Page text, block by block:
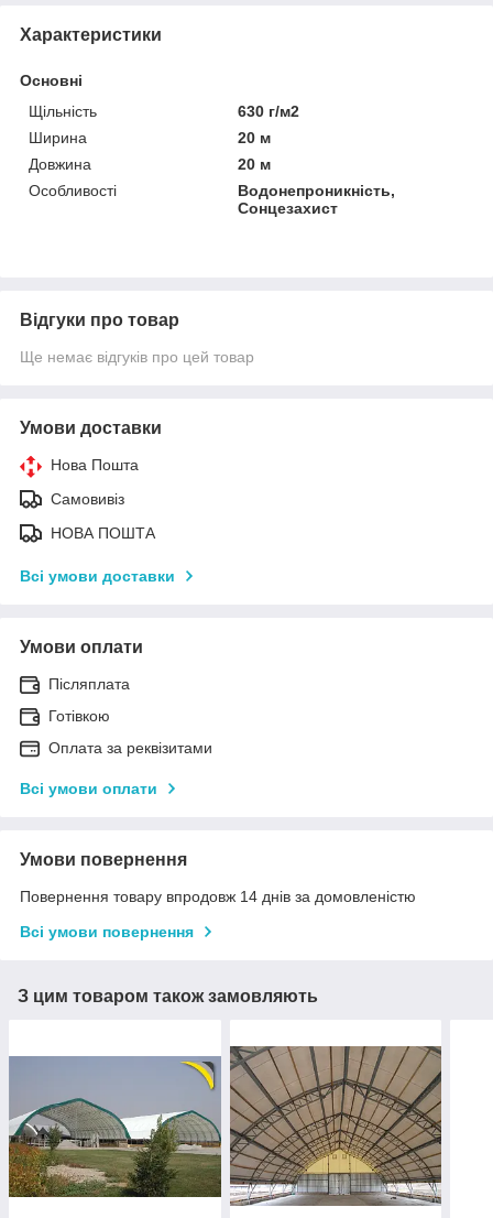
Характеристики
Основні
Щільність
630 г/м2
Ширина
20 м
Довжина
20 м
Особливості
Водонепроникність,
Сонцезахист
Відгуки про товар
Ще немає відгуків про цей товар
Умови доставки
Нова Пошта
Самовивіз
НОВА ПОШТА
Всі умови доставки
Умови оплати
Післяплата
Готівкою
Оплата за реквізитами
Всі умови оплати
Умови повернення
Повернення товару впродовж 14 днів за домовленістю
Всі умови повернення
З цим товаром також замовляють